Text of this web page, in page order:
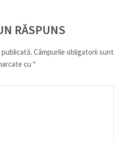
RĂSPUNS
publicată. Câmpurile obligatorii sunt
cu *